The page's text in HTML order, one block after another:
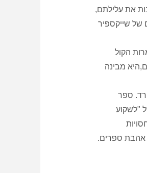
את עלילתם,
של שייקספיר
הקול
מבינה
ספר
"לשקוע
אהבת ספרים.